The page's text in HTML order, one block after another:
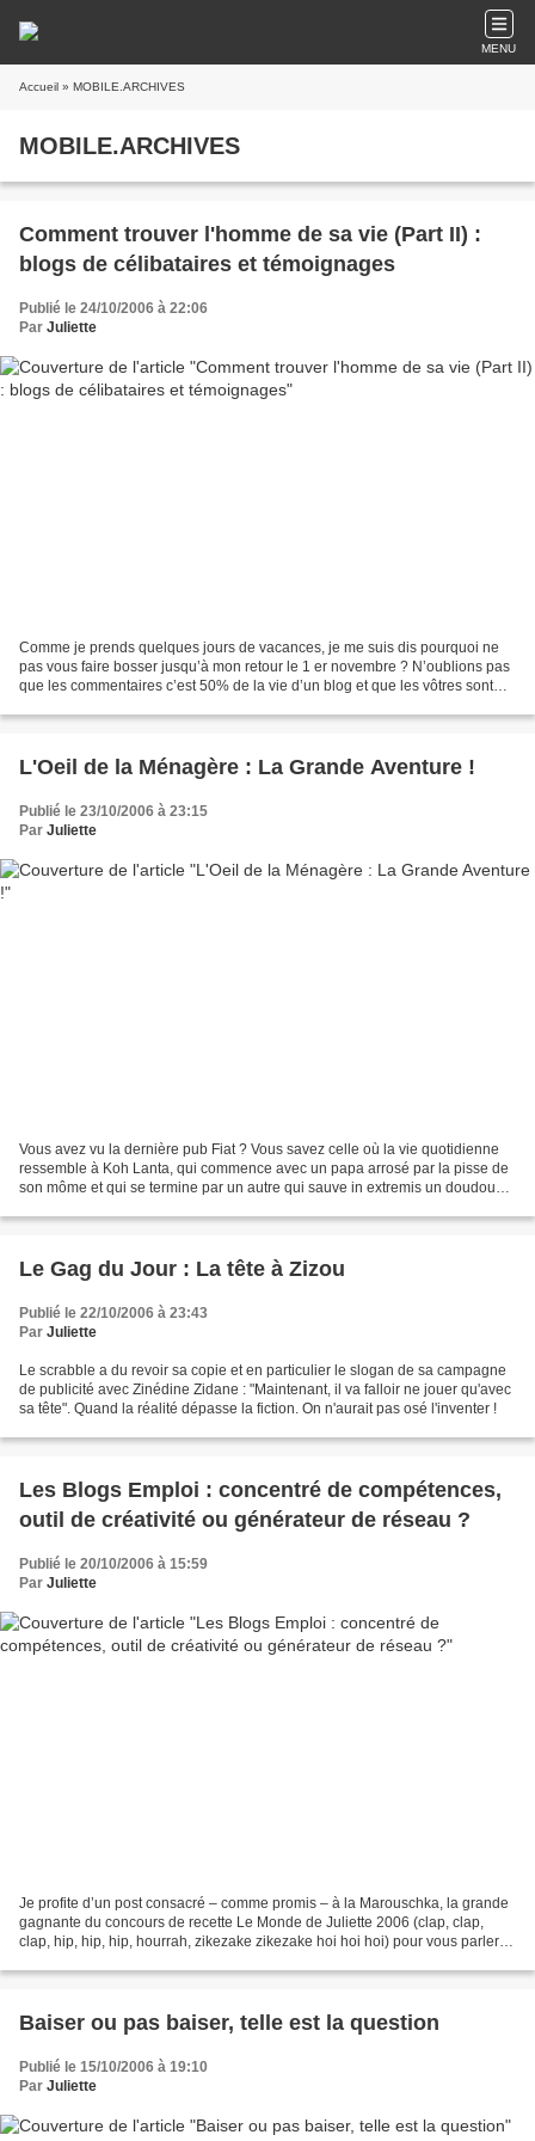
MENU
Accueil » MOBILE.ARCHIVES
MOBILE.ARCHIVES
Comment trouver l'homme de sa vie (Part II) :
blogs de célibataires et témoignages
Publié le 24/10/2006 à 22:06
Par Juliette
Comme je prends quelques jours de vacances, je me suis dis pourquoi ne
pas vous faire bosser jusqu’à mon retour le 1 er novembre ? N’oublions pas
que les commentaires c’est 50% de la vie d’un blog et que les vôtres sont
L'Oeil de la Ménagère : La Grande Aventure !
Publié le 23/10/2006 à 23:15
Par Juliette
Vous avez vu la dernière pub Fiat ? Vous savez celle où la vie quotidienne
ressemble à Koh Lanta, qui commence avec un papa arrosé par la pisse de
son môme et qui se termine par un autre qui sauve in extremis un doudou
Le Gag du Jour : La tête à Zizou
Publié le 22/10/2006 à 23:43
Par Juliette
Le scrabble a du revoir sa copie et en particulier le slogan de sa campagne
de publicité avec Zinédine Zidane : "Maintenant, il va falloir ne jouer qu'avec
sa tête". Quand la réalité dépasse la fiction. On n'aurait pas osé l'inventer !
Les Blogs Emploi : concentré de compétences,
outil de créativité ou générateur de réseau ?
Publié le 20/10/2006 à 15:59
Par Juliette
Je profite d’un post consacré – comme promis – à la Marouschka, la grande
gagnante du concours de recette Le Monde de Juliette 2006 (clap, clap,
clap, hip, hip, hip, hourrah, zikezake zikezake hoi hoi hoi) pour vous parler
Baiser ou pas baiser, telle est la question
Publié le 15/10/2006 à 19:10
Par Juliette